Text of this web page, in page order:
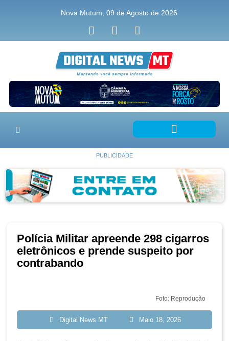
Nova Mutum, 09 de Agosto de 2026
PUBLICIDADE
Polícia Militar apreende 298 cigarros
eletrônicos e prende suspeito por
contrabando
Foto: Reprodução
Digital News MT Maio 18, 2026